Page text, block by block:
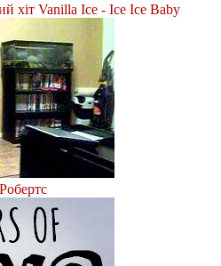
хіт Vanilla Ice - Ice Ice Baby